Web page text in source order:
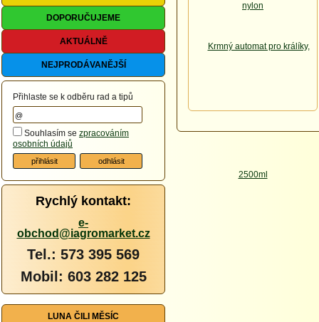
DOPORUČUJEME
AKTUÁLNĚ
NEJPRODÁVANĚJŠÍ
Přihlaste se k odběru rad a tipů
Souhlasím se zpracováním
osobních údajů
Rychlý kontakt:
e-
obchod@iagromarket.cz
Tel.: 573 395 569
Mobil: 603 282 125
LUNA ČILI MĚSÍC